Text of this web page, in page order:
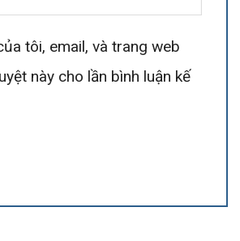
tôi, email, và trang web
này cho lần bình luận kế